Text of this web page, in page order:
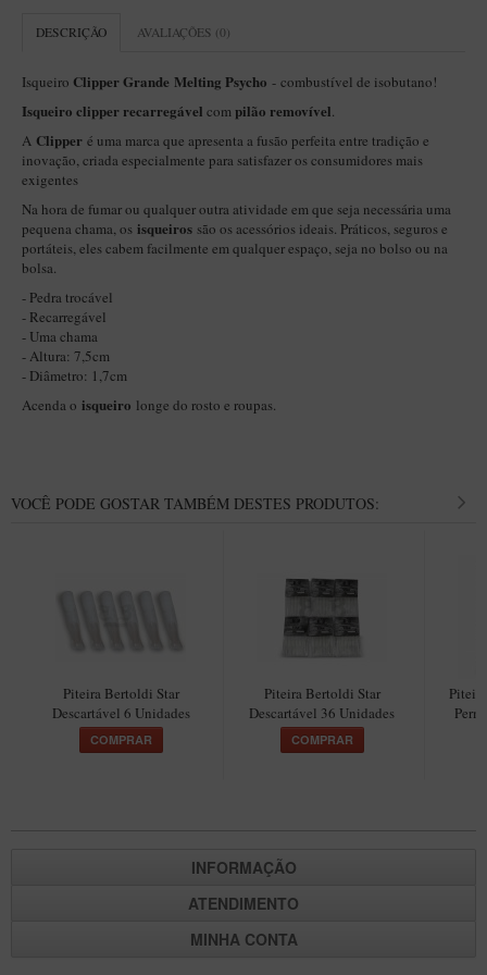
Itália Encerado
Caboclo - 7 Voltas
Cachimbeco
Churchwarden
Fiore
Giovanni
Jateado
Luiggi
Montana
New Rose Polido
Sextavado
Callia
Encerado
DESCRIÇÃO AVALIAÇÕES (0)
Isqueiro Clipper Grande Melting Psycho - combustível de isobutano!
Isqueiro clipper recarregável com pilão removível.
A Clipper é uma marca que apresenta a fusão perfeita entre tradição e
inovação, criada especialmente para satisfazer os consumidores mais
exigentes
Na hora de fumar ou qualquer outra atividade em que seja necessária uma
pequena chama, os isqueiros são os acessórios ideais. Práticos, seguros e
portáteis, eles cabem facilmente em qualquer espaço, seja no bolso ou na
bolsa.
- Pedra trocável
- Recarregável
- Uma chama
- Altura: 7,5cm
- Diâmetro: 1,7cm
Acenda o isqueiro longe do rosto e roupas.
VOCÊ PODE GOSTAR TAMBÉM DESTES PRODUTOS:
Piteira Bertoldi Star
Descartável 6 Unidades
COMPRAR
Piteira Bertoldi Star
Descartável 36 Unidades
COMPRAR
INFORMAÇÃO
ATENDIMENTO
MINHA CONTA